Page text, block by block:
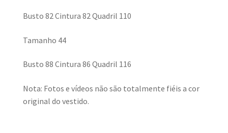
Busto 82 Cintura 82 Quadril 110
Tamanho 44
Busto 88 Cintura 86 Quadril 116
Nota: Fotos e vídeos não são totalmente fiéis a cor
original do vestido.